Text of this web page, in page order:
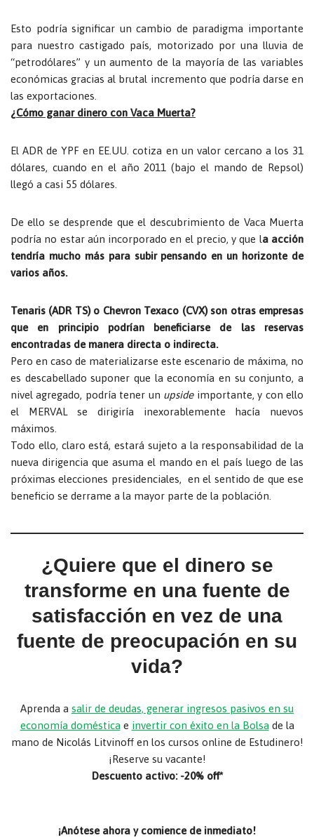
Esto podría significar un cambio de paradigma importante
para nuestro castigado país, motorizado por una lluvia de
“petrodólares” y un aumento de la mayoría de las variables
económicas gracias al brutal incremento que podría darse en
las exportaciones.
¿Cómo ganar dinero con Vaca Muerta?
El ADR de YPF en EE.UU. cotiza en un valor cercano a los 31
dólares, cuando en el año 2011 (bajo el mando de Repsol)
llegó a casi 55 dólares.
De ello se desprende que el descubrimiento de Vaca Muerta
podría no estar aún incorporado en el precio, y que la acción
tendría mucho más para subir pensando en un horizonte de
varios años.
Tenaris (ADR TS) o Chevron Texaco (CVX) son otras empresas
que en principio podrían beneficiarse de las reservas
encontradas de manera directa o indirecta.
Pero en caso de materializarse este escenario de máxima, no
es descabellado suponer que la economía en su conjunto, a
nivel agregado, podría tener un upsideimportante, y con ello
el MERVAL se dirigiría inexorablemente hacía nuevos
máximos.
Todo ello, claro está, estará sujeto a la responsabilidad de la
nueva dirigencia que asuma el mando en el país luego de las
próximas elecciones presidenciales, en el sentido de que ese
beneficio se derrame a la mayor parte de la población.
¿Quiere que el dinero se
transforme en una fuente de
satisfacción en vez de una
fuente de preocupación en su
vida?
Aprenda a salir de deudas, generar ingresos pasivos en su
economía doméstica e invertir con éxito en la Bolsa de la
mano de Nicolás Litvinoff en los cursos online de Estudinero!
¡Reserve su vacante!
Descuento activo: -20% off*
¡Anótese ahora y comience de inmediato!